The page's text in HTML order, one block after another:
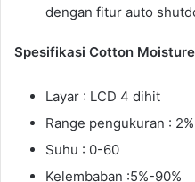
dengan fitur auto
Spesifikasi Cotton
Layar : LCD 4 dihit
Range pengukuran :
Suhu : 0-60
Kelembaban :5%-90%